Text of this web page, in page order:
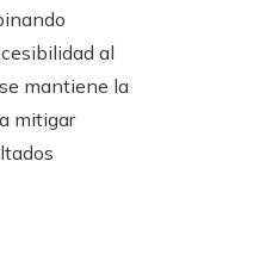
al
mantiene la
mitigar